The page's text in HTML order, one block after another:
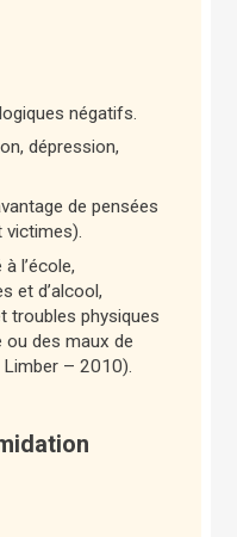
négatifs.
dépression,
de pensées
victimes).
l’école,
et d’alcool,
troubles physiques
des maux de
– 2010).